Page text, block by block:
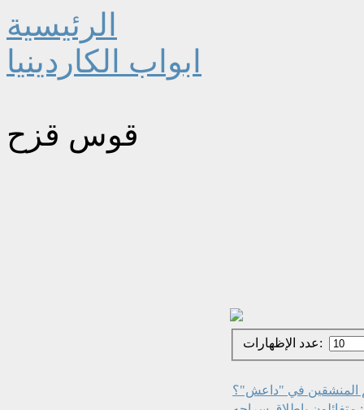
الرئيسية
ابواب الكاردينيا
قوس قزح
عدد الإظهارات:
المنشقين في "داعش"؟